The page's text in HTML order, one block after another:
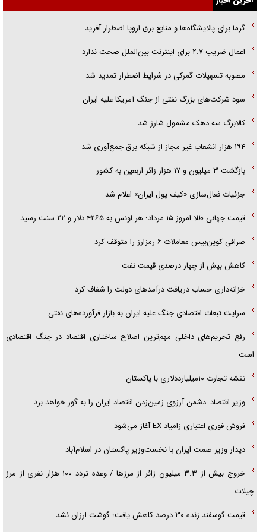
اهل خدمت بی‌منت بود
گرما برای پالایشگاه‌ها و منابع برق اروپا اضطرار آفرید
اعمال ضریب ۲.۷ برای اینترنت بین‌الملل صحت ندارد
مصوبه تسهیلات گمرکی در شرایط اضطرار تمدید شد
سود شرکت‌های بزرگ نفتی از جنگ آمریکا علیه ایران
کالابرگ سه دهک مشمول شارژ شد
۱۹۴ هزار انشعاب غیر مجاز از شبکه برق جمع‌آوری شد
بازگشت ۳ میلیون و ۱۷ هزار زائر اربعین به کشور
جزئیات فعال‌سازی «کیف پول ایران» اعلام شد
قیمت جهانی طلا امروز ۱۵ مرداد؛ هر اونس به ۴۲۶۵ دلار و ۲۲ سنت رسید
صرافی کوین‌بیس معاملات ۶ رمزارز را متوقف کرد
کاهش بیش از چهار درصدی قیمت نفت
خزانه‌داری حساب دریافت درآمد‌های دولت را شفاف کرد
سرایت تبعات اقتصادی جنگ علیه ایران به بازار فرآورده‌های نفتی
رفع تحریم‌های داخلی مهم‌ترین اصلاح ساختاری اقتصاد در جنگ اقتصادی
است
نقشه تجارت ۱۰میلیارددلاری با پاکستان
وزیر اقتصاد: دشمن آرزوی زمین‌زدن اقتصاد ایران را به گور خواهد برد
فروش فوری اعتباری زامیاد EX آغاز می‌شود
دیدار وزیر صمت ایران با نخست‌وزیر پاکستان در اسلام‌آباد
خروج بیش از ۳.۳ میلیون زائر از مرز‌ها / وعده تردد ۱۰۰ هزار نفری از مرز
چیلات
قیمت گوسفند زنده ۳۰ درصد کاهش یافت؛ گوشت ارزان نشد